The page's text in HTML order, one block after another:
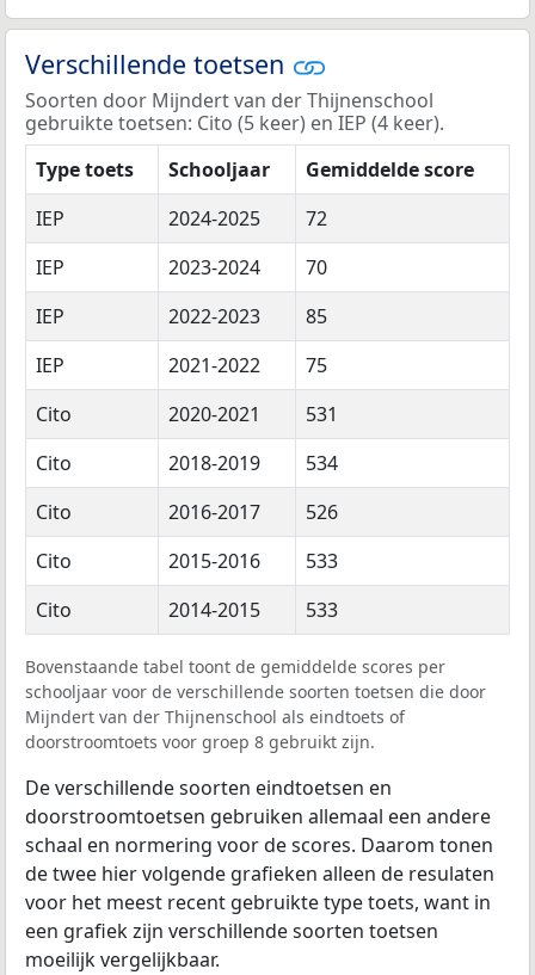
Verschillende toetsen
Soorten door Mijndert van der Thijnenschool
gebruikte toetsen: Cito (5 keer) en IEP (4 keer).
Type toets
Schooljaar
Gemiddelde score
IEP
2024-2025
72
IEP
2023-2024
70
IEP
2022-2023
85
IEP
2021-2022
75
Cito
2020-2021
531
Cito
2018-2019
534
Cito
2016-2017
526
Cito
2015-2016
533
Cito
2014-2015 533
Bovenstaande tabel toont de gemiddelde scores per
schooljaar voor de verschillende soorten toetsen die door
Mijndert van der Thijnenschool als eindtoets of
doorstroomtoets voor groep 8 gebruikt zijn.
De verschillende soorten eindtoetsen en
doorstroomtoetsen gebruiken allemaal een andere
schaal en normering voor de scores. Daarom tonen
de twee hier volgende grafieken alleen de resulaten
voor het meest recent gebruikte type toets, want in
een grafiek zijn verschillende soorten toetsen
moeilijk vergelijkbaar.